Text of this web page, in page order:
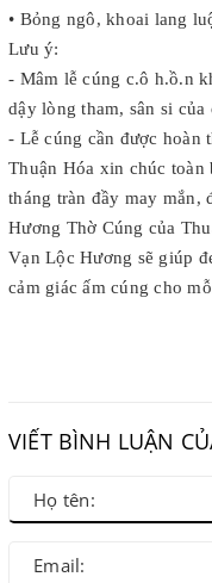
• Bỏng ngô, khoai lang
Lưu ý:
- Mâm lễ cúng c.ô h.ồ.n
dậy lòng tham, sân si của
- Lễ cúng cần được hoàn
Thuận Hóa xin chúc
tháng tràn đầy may mắn,
Hương Thờ Cúng của
Vạn Lộc Hương sẽ giúp
cảm giác ấm cúng cho
VIẾT BÌNH LUẬN